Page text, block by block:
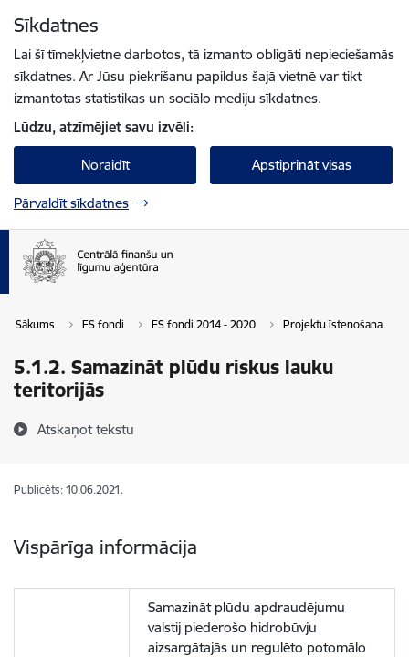
Sīkdatnes
Lai šī tīmekļvietne darbotos, tā izmanto obligāti nepieciešamās
sīkdatnes. Ar Jūsu piekrišanu papildus šajā vietnē var tikt
izmantotas statistikas un sociālo mediju sīkdatnes.
Lūdzu, atzīmējiet savu izvēli:
Noraidīt Apstiprināt visas
Pārvaldīt sīkdatnes
Sākums ES fondi ES fondi 2014 - 2020 Projektu īstenošana
5.1.2. Samazināt plūdu riskus lauku
teritorijās
Atskaņot tekstu
Publicēts: 10.06.2021.
Vispārīga informācija
Samazināt plūdu apdraudējumu
valstij piederošo hidrobūvju
aizsargātajās un regulēto potomālo